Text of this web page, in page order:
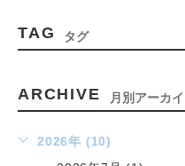
TAG タグ
ARCHIVE 月別アーカ
2026年 (10)